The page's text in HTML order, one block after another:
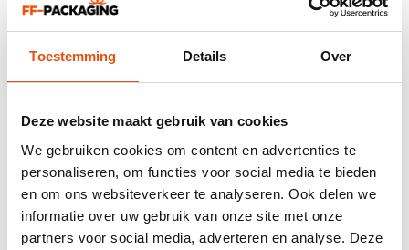
Toestemming Details Over
Deze website maakt gebruik van cookies
We gebruiken cookies om content en advertenties te
personaliseren, om functies voor social media te bieden
en om ons websiteverkeer te analyseren. Ook delen we
informatie over uw gebruik van onze site met onze
partners voor social media, adverteren en analyse. Deze
Pasen papieren draagtassen - Happy Easter
Vanaf 150 stuks
vanaf € 1,02per stuk